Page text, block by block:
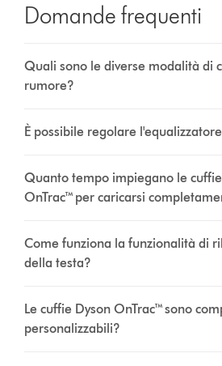
Domande frequenti
Quali sono le diverse modalità di
rumore?
È possibile regolare
Quanto tempo impiegano le
OnTrac™ per caricarsi
Come funziona la funzionalità di
della testa?
Le cuffie Dyson OnTrac™ sono
personalizzabili?